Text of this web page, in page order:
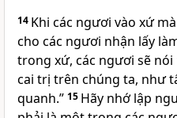
14 Khi các ngươi vào xứ
cho các ngươi nhận lấy
trong xứ, các ngươi sẽ nói
cai trị trên chúng ta, như
quanh.” 15 Hãy nhớ lập